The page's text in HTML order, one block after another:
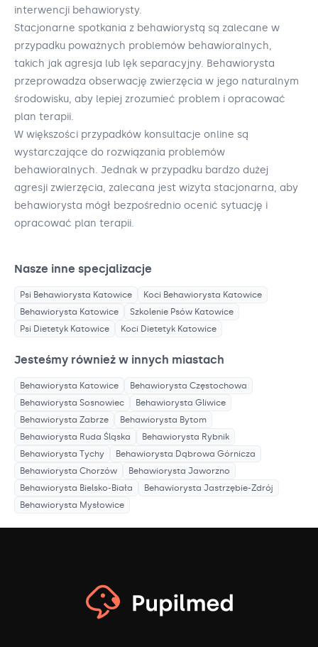
interwencji behawiorysty.
Stacjonarne spotkania z behawiorystą są zalecane w
przypadku poważnych problemów behawioralnych,
takich jak agresja lub lęk separacyjny. Behawiorysta
przeprowadza obserwację zwierzęcia w jego naturalnym
środowisku, aby lepiej zrozumieć problem i opracować
plan terapii.
W większości przypadków konsultacje online są
wystarczające do rozwiązania problemów
behawioralnych. Jednak w przypadku bardzo dużej
agresji zwierzęcia, zalecana jest wizyta stacjonarna, aby
behawiorysta mógł bezpośrednio ocenić sytuację i
opracować plan terapii.
Nasze inne specjalizacje
Psi Behawiorysta Katowice Koci Behawiorysta Katowice
Behawiorysta Katowice Szkolenie Psów Katowice
Psi Dietetyk Katowice Koci Dietetyk Katowice
Jesteśmy również w innych miastach
Behawiorysta Katowice Behawiorysta Częstochowa
Behawiorysta Sosnowiec Behawiorysta Gliwice
Behawiorysta Zabrze Behawiorysta Bytom
Behawiorysta Ruda Śląska Behawiorysta Rybnik
Behawiorysta Tychy Behawiorysta Dąbrowa Górnicza
Behawiorysta Chorzów Behawiorysta Jaworzno
Behawiorysta Bielsko-Biała Behawiorysta Jastrzębie-Zdrój
Behawiorysta Mysłowice